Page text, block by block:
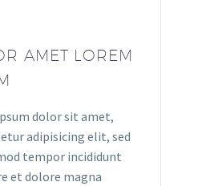
AMET LOREM
dolor sit amet,
adipisicing elit, sed
tempor incididunt
et dolore magna